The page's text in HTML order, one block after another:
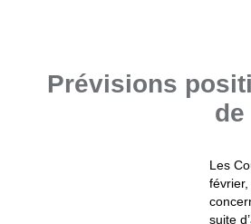
Prévisions
Les
suite